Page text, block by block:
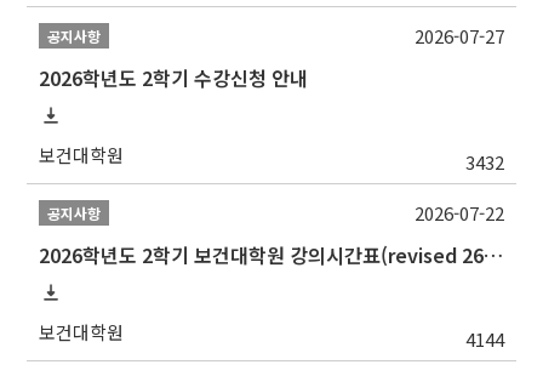
공지사항
2026학년도 2학기 수강신청 안내
보건대학원 3432
2026-07-27
공지사항
2026학년도 2학기 보건대학원 강의시간표(revised 260803)(2026 2nd SEMESTER SNU GSPH TIMETABLE)
보건대학원 4144
2026-07-22